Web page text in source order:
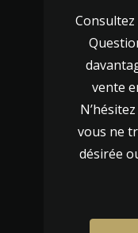
vente
vous ne
désirée